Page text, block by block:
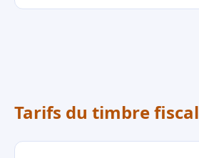
Tarifs du timbre fiscal